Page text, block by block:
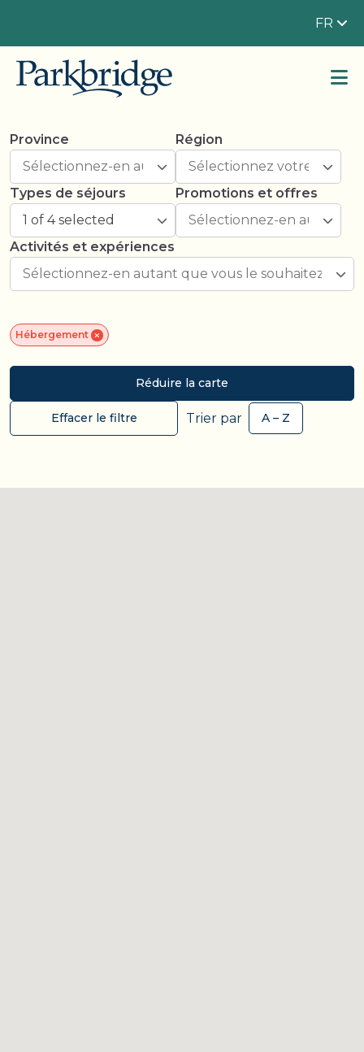
FR
Province Région
Types de séjours
1 of 4 selected
Promotions et offres
Activités et expériences
Hébergement
Réduire la carte
Effacer le filtre Trier par